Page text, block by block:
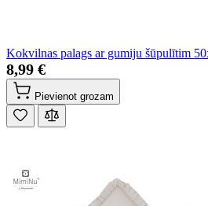
Kokvilnas palags ar gumiju šūpulītim
8,99 €
Pievienot grozam